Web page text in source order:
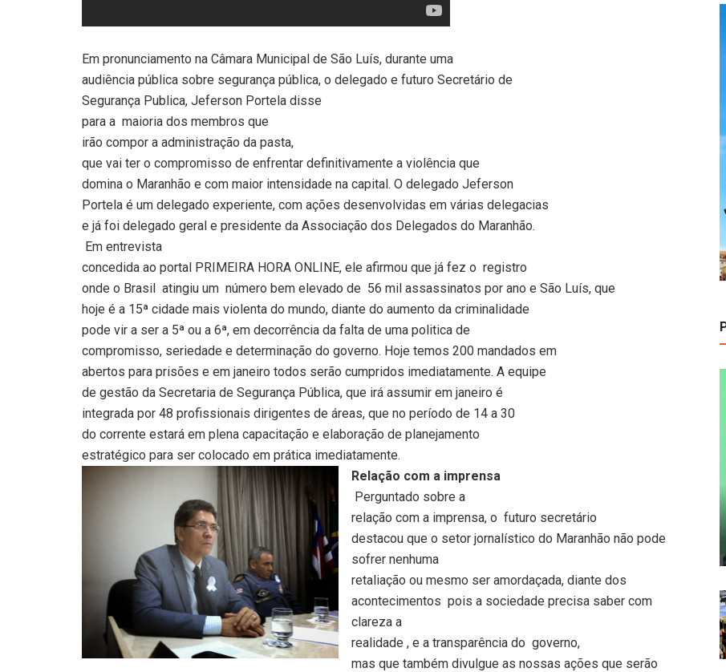
Em pronunciamento na Câmara Municipal de São Luís, durante uma
audiência pública sobre segurança pública, o delegado e futuro Secretário de
Segurança Publica, Jeferson Portela disse
para a maioria dos membros que
irão compor a administração da pasta,
que vai ter o compromisso de enfrentar definitivamente a violência que
domina o Maranhão e com maior intensidade na capital. O delegado Jeferson
Portela é um delegado experiente, com ações desenvolvidas em várias delegacias
e já foi delegado geral e presidente da Associação dos Delegados do Maranhão.
Em entrevista
concedida ao portal PRIMEIRA HORA ONLINE, ele afirmou que já fez o registro
onde o Brasil atingiu um número bem elevado de 56 mil assassinatos por ano e São Luís, que
hoje é a 15ª cidade mais violenta do mundo, diante do aumento da criminalidade
pode vir a ser a 5ª ou a 6ª, em decorrência da falta de uma politica de
compromisso, seriedade e determinação do governo. Hoje temos 200 mandados em
abertos para prisões e em janeiro todos serão cumpridos imediatamente. A equipe
de gestão da Secretaria de Segurança Pública, que irá assumir em janeiro é
integrada por 48 profissionais dirigentes de áreas, que no período de 14 a 30
do corrente estará em plena capacitação e elaboração de planejamento
estratégico para ser colocado em prática imediatamente.
Relação com a imprensa
Perguntado sobre a
relação com a imprensa, o futuro secretário
destacou que o setor jornalístico do Maranhão não pode
sofrer nenhuma
retaliação ou mesmo ser amordaçada, diante dos
acontecimentos pois a sociedade precisa saber com
clareza a
realidade , e a transparência do governo,
mas que também divulgue as nossas ações que serão